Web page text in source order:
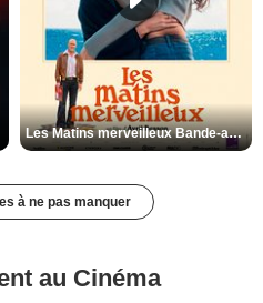
Les Matins merveilleux Bande-annonce VF
à ne pas manquer
au Cinéma